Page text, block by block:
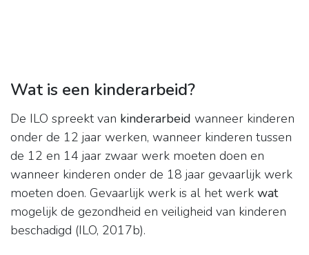
Wat is een kinderarbeid?
De ILO spreekt van kinderarbeid wanneer kinderen
onder de 12 jaar werken, wanneer kinderen tussen
de 12 en 14 jaar zwaar werk moeten doen en
wanneer kinderen onder de 18 jaar gevaarlijk werk
moeten doen. Gevaarlijk werk is al het werk wat
mogelijk de gezondheid en veiligheid van kinderen
beschadigd (ILO, 2017b).